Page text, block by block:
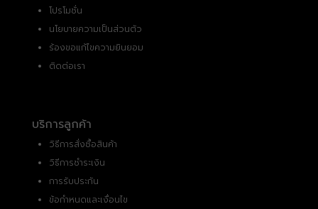
โปรโมชั่น
นโยบายความเป็นส่วนตัว
ร้องขอแก้ไขความยินยอม
ติดต่อเรา
บริการลูกค้า
วิธีการสั่งซื้อสินค้า
วิธีการชำระเงิน
การรับประกัน
ข้อกำหนดและเงื่อนไข